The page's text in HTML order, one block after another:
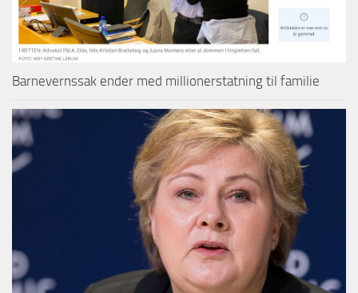
Barnevernssak ender med millionerstatning til familie